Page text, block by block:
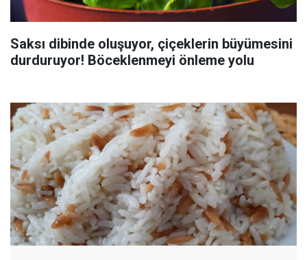
Saksı dibinde oluşuyor, çiçeklerin büyümesini
durduruyor! Böceklenmeyi önleme yolu